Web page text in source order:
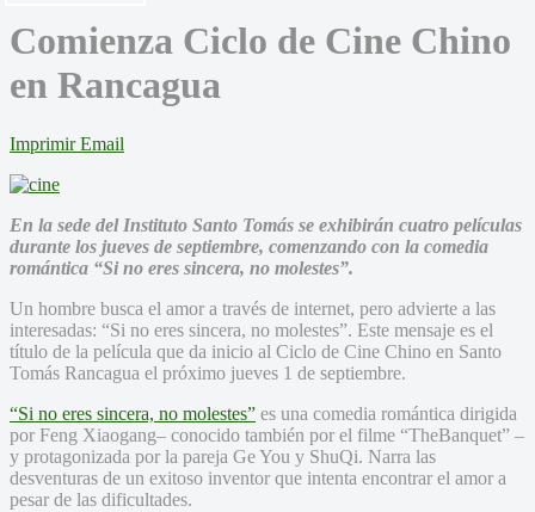
Comienza Ciclo de Cine Chino
en Rancagua
Imprimir Email
En la sede del Instituto Santo Tomás se exhibirán cuatro películas
durante los jueves de septiembre, comenzando con la comedia
romántica “Si no eres sincera, no molestes”.
Un hombre busca el amor a través de internet, pero advierte a las
interesadas: “Si no eres sincera, no molestes”. Este mensaje es el
título de la película que da inicio al Ciclo de Cine Chino en Santo
Tomás Rancagua el próximo jueves 1 de septiembre.
“Si no eres sincera, no molestes” es una comedia romántica dirigida
por Feng Xiaogang– conocido también por el filme “TheBanquet” –
y protagonizada por la pareja Ge You y ShuQi. Narra las
desventuras de un exitoso inventor que intenta encontrar el amor a
pesar de las dificultades.